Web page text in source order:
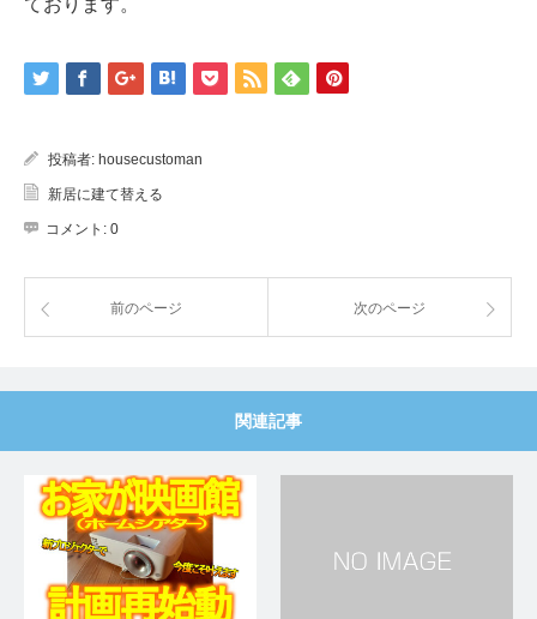
ております。
投稿者: housecustoman
新居に建て替える
コメント: 0
前のページ 次のページ
関連記事